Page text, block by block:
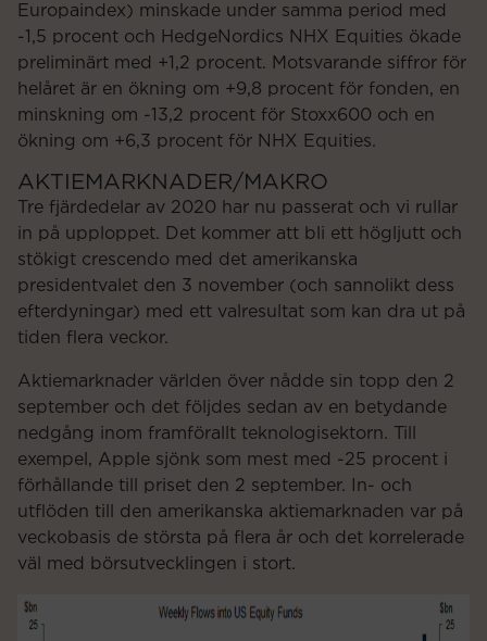
Europaindex) minskade under samma period med
-1,5 procent och HedgeNordics NHX Equities ökade
preliminärt med +1,2 procent. Motsvarande siffror för
helåret är en ökning om +9,8 procent för fonden, en
minskning om -13,2 procent för Stoxx600 och en
ökning om +6,3 procent för NHX Equities.
AKTIEMARKNADER/MAKRO
Tre fjärdedelar av 2020 har nu passerat och vi rullar
in på upploppet. Det kommer att bli ett högljutt och
stökigt crescendo med det amerikanska
presidentvalet den 3 november (och sannolikt dess
efterdyningar) med ett valresultat som kan dra ut på
tiden flera veckor.
Aktiemarknader världen över nådde sin topp den 2
september och det följdes sedan av en betydande
nedgång inom framförallt teknologisektorn. Till
exempel, Apple sjönk som mest med -25 procent i
förhållande till priset den 2 september. In- och
utflöden till den amerikanska aktiemarknaden var på
veckobasis de största på flera år och det korrelerade
väl med börsutvecklingen i stort.